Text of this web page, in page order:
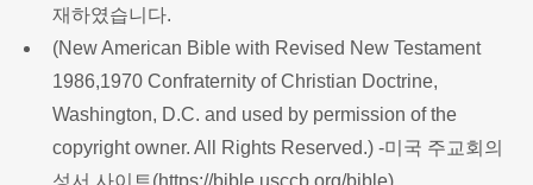
재하였습니다.
(New American Bible with Revised New Testament
1986,1970 Confraternity of Christian Doctrine,
Washington, D.C. and used by permission of the
copyright owner. All Rights Reserved.) -미국 주교회의
성서 사이트(https://bible.usccb.org/bible)